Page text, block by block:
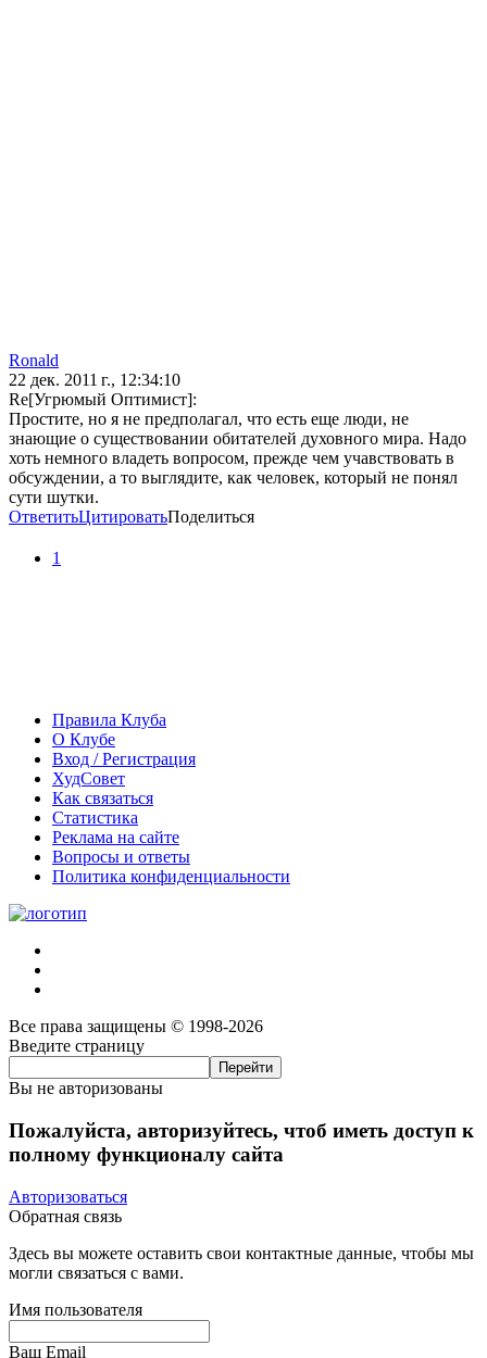
Ronald
22 дек. 2011 г., 12:34:10
Re[Угрюмый Оптимист]:
Простите, но я не предполагал, что есть еще люди, не
знающие о существовании обитателей духовного мира. Надо
хоть немного владеть вопросом, прежде чем учавствовать в
обсуждении, а то выглядите, как человек, который не понял
сути шутки.
ОтветитьЦитироватьПоделиться
1
Правила Клуба
О Клубе
Вход / Регистрация
ХудСовет
Как связаться
Статистика
Реклама на сайте
Вопросы и ответы
Политика конфиденциальности
Все права защищены © 1998-2026
Введите страницу
Вы не авторизованы
Пожалуйста, авторизуйтесь, чтоб иметь доступ к
полному функционалу сайта
Авторизоваться
Обратная связь
Здесь вы можете оставить свои контактные данные, чтобы мы
могли связаться с вами.
Имя пользователя
Ваш Email